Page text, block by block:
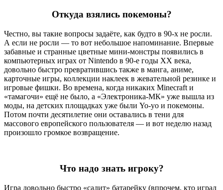
Откуда взялись покемоны?
Честно, вы такие вопросы задаёте, как будто в 90-х не росли.
А если не росли — то вот небольшое напоминание. Впервые
забавные и странные цветные мини-монстры появились в
компьютерных играх от Nintendo в 90-е годы ХХ века,
довольно быстро превратившись также в манга, аниме,
карточные игры, коллекции наклеек в жевательной резинке и
игровые фишки. Во времена, когда никаких Minecraft и
«тамагочи» ещё не было, а «Электроника-МК» уже вышла из
моды, на детских площадках уже были Yo-yo и покемоны.
Потом почти десятилетие они оставались в тени для
массового европейского пользователя — и вот неделю назад
произошло громкое возвращение.
Что надо знать игроку?
Игра довольно быстро «садит» батарейку (впрочем, кто играл